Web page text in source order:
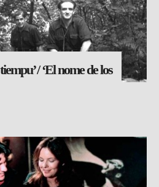
/ ‘El nome de los